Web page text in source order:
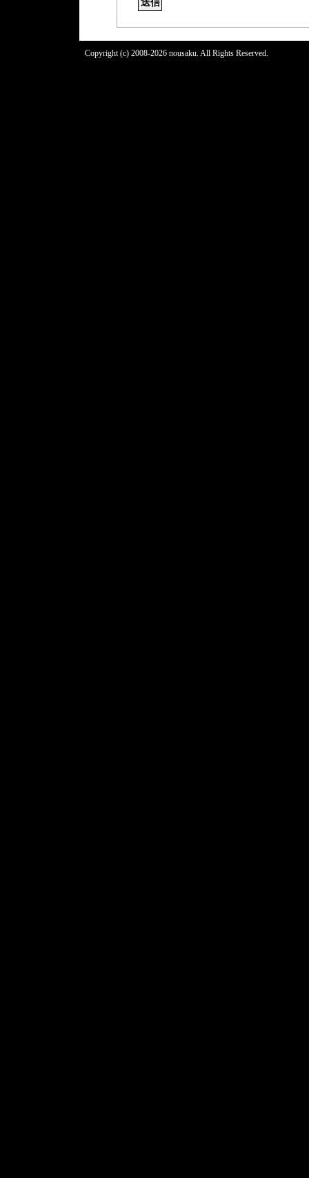
Copyright (c) 2008-2026 nousaku. All Rights Reserved.